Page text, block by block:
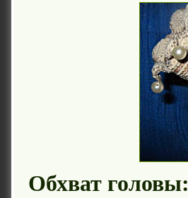
Обхват головы: